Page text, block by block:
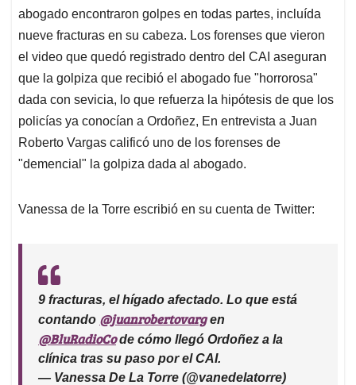
abogado encontraron golpes en todas partes, incluída
nueve fracturas en su cabeza. Los forenses que vieron
el video que quedó registrado dentro del CAI aseguran
que la golpiza que recibió el abogado fue "horrorosa"
dada con sevicia, lo que refuerza la hipótesis de que los
policías ya conocían a Ordoñez, En entrevista a Juan
Roberto Vargas calificó uno de los forenses de
"demencial" la golpiza dada al abogado.
Vanessa de la Torre escribió en su cuenta de Twitter:
9 fracturas, el hígado afectado. Lo que está
contando @juanrobertovargen
@BluRadioCode cómo llegó Ordoñez a la
clínica tras su paso por el CAI.
— Vanessa De La Torre (@vanedelatorre)